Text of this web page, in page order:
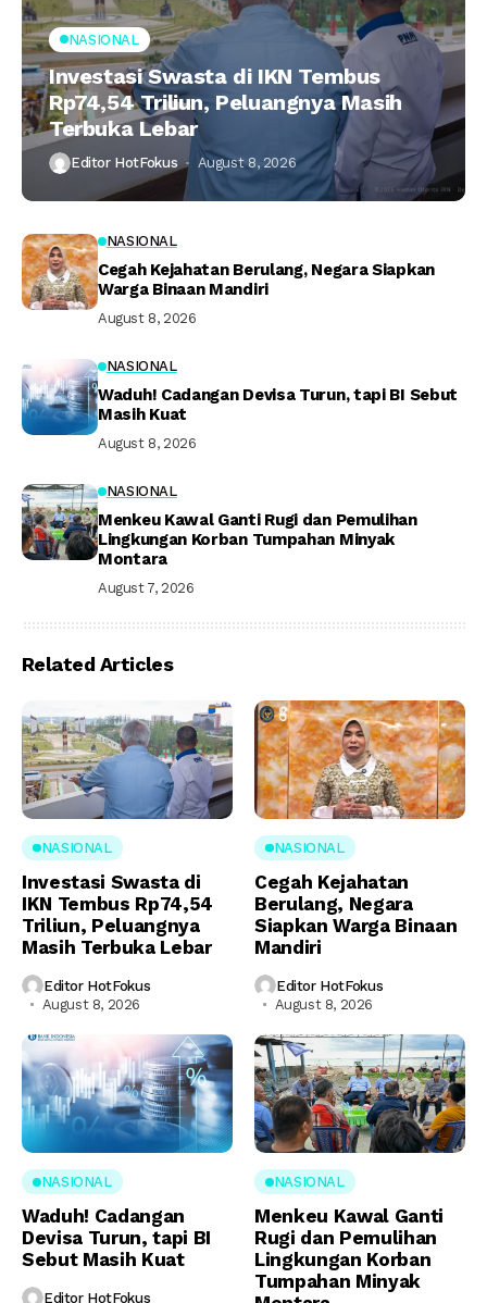
NASIONAL
Investasi Swasta di IKN Tembus
Rp74,54 Triliun, Peluangnya Masih
Terbuka Lebar
Editor HotFokus August 8, 2026
NASIONAL
Cegah Kejahatan Berulang, Negara Siapkan
Warga Binaan Mandiri
August 8, 2026
NASIONAL
Waduh! Cadangan Devisa Turun, tapi BI Sebut
Masih Kuat
August 8, 2026
NASIONAL
Menkeu Kawal Ganti Rugi dan Pemulihan
Lingkungan Korban Tumpahan Minyak
Montara
August 7, 2026
Related Articles
NASIONAL
Investasi Swasta di
IKN Tembus Rp74,54
Triliun, Peluangnya
Masih Terbuka Lebar
Editor HotFokus
August 8, 2026
NASIONAL
Cegah Kejahatan
Berulang, Negara
Siapkan Warga Binaan
Mandiri
Editor HotFokus
August 8, 2026
NASIONAL
Waduh! Cadangan
Devisa Turun, tapi BI
Sebut Masih Kuat
Editor HotFokus
NASIONAL
Menkeu Kawal Ganti
Rugi dan Pemulihan
Lingkungan Korban
Tumpahan Minyak